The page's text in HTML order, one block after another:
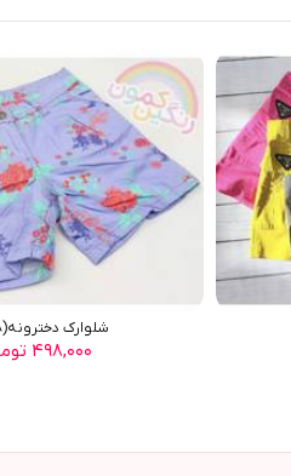
شلوارک دخترونه(9528)
۴۹۸,۰۰۰ تومان